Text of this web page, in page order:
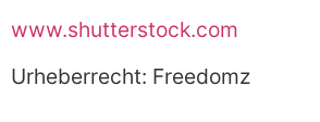
www.shutterstock.com
Urheberrecht: Freedomz